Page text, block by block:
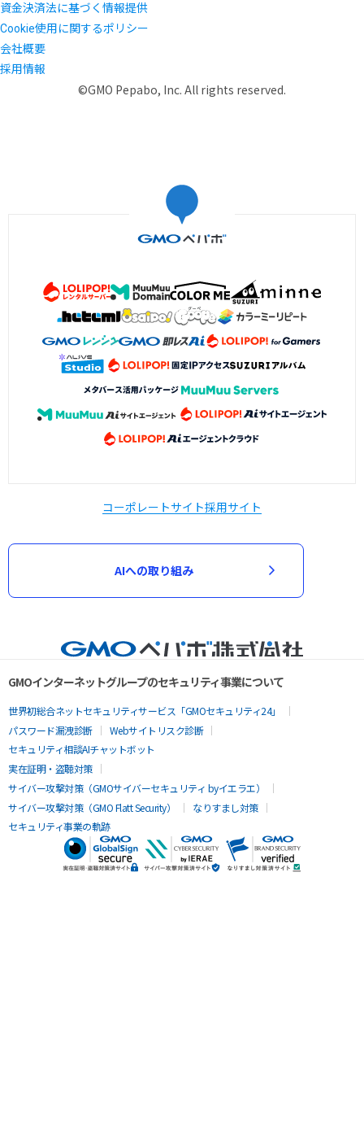
資金決済法に基づく情報提供
Cookie使用に関するポリシー
会社概要
採用情報
©GMO Pepabo, Inc. All rights reserved.
コーポレートサイト採用サイト
AIへの取り組み
GMOインターネットグループのセキュリティ事業について
世界初総合ネットセキュリティサービス「GMOセキュリティ24」
パスワード漏洩診断
Webサイトリスク診断
セキュリティ相談AIチャットボット
実在証明・盗聴対策
サイバー攻撃対策（GMOサイバーセキュリティ byイエラエ）
サイバー攻撃対策（GMO Flatt Security）
なりすまし対策
セキュリティ事業の軌跡